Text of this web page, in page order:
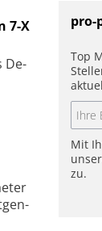
7-X
De­
pro-
Top
Mit
zu.